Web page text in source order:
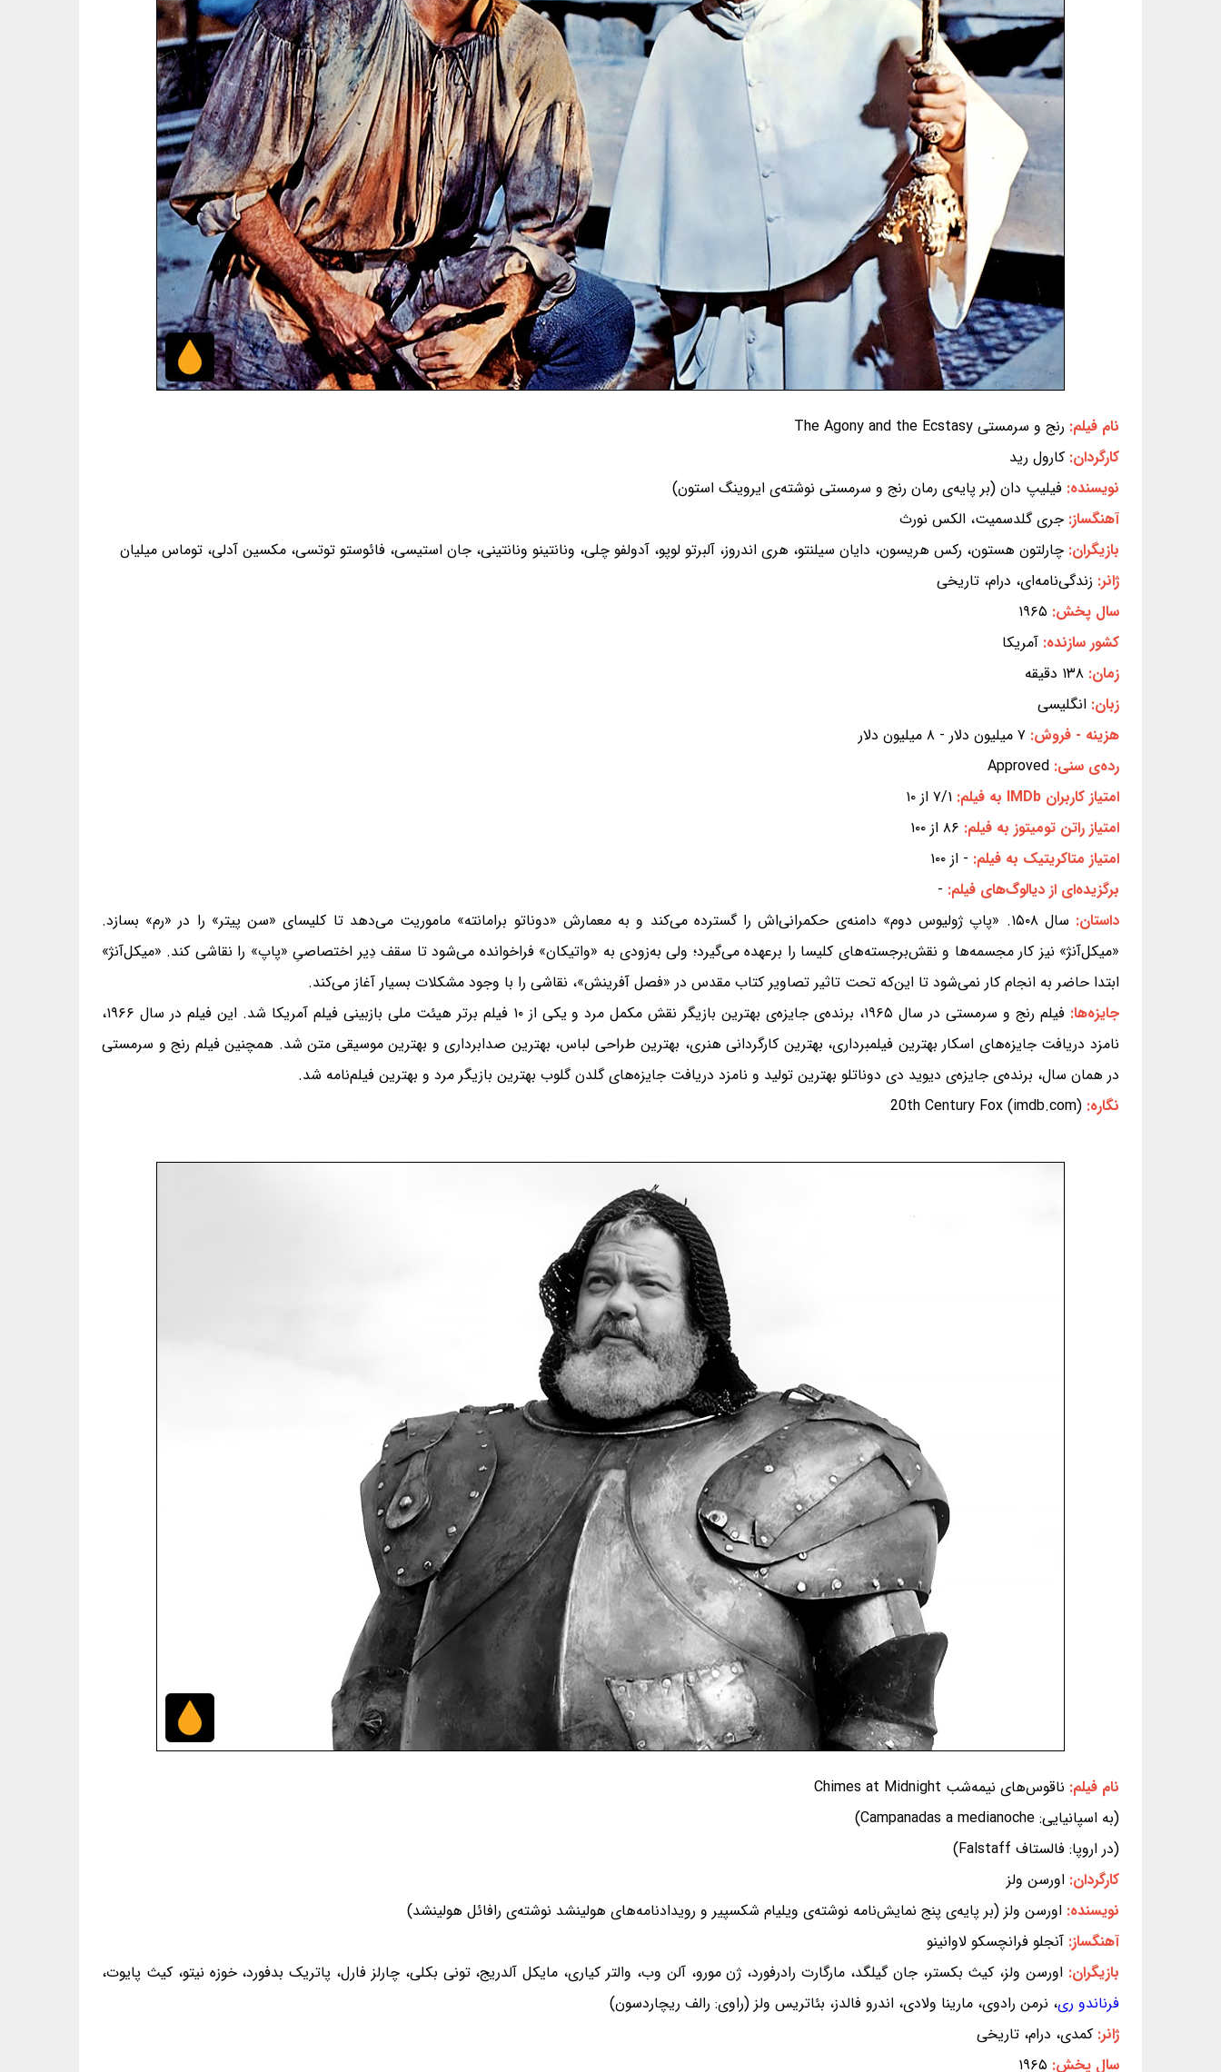
نام فیلم: رنج و سرمستی The Agony and the Ecstasy
کارگردان: کارول رید
نویسنده: فیلیپ دان (بر پایه‌ی رمان رنج و سرمستی نوشته‌ی ایروینگ استون)
آهنگساز: جری گلدسمیت، الکس نورث
بازیگران: چارلتون هستون، رکس هریسون، دایان سیلنتو، هری اندروز، آلبرتو لوپو، آدولفو چلی، ونانتینو ونانتینی، جان استیسی، فائوستو توتسی، مکسین آدلی، توماس میلیان
ژانر: زندگی‌نامه‌ای، درام، تاریخی
سال پخش: ۱۹۶۵
کشور سازنده: آمریکا
زمان: ۱۳۸ دقیقه
زبان: انگلیسی
هزینه - فروش: ۷ میلیون دلار - ۸ میلیون دلار
رده‌ی سنی: Approved
امتیاز کاربران IMDb به فیلم:
۷/۱ از ۱۰
امتیاز راتن تومیتوز به فیلم: ۸۶ از ۱۰۰
امتیاز متاکریتیک به فیلم: - از ۱۰۰
برگزیده‌ای از دیالوگ‌های فیلم: -
داستان:
سال ۱۵۰۸. «پاپ ژولیوس دوم» دامنه‌ی حکمرانی‌اش را گسترده می‌کند و به معمارش «دوناتو برامانته» ماموریت می‌دهد تا کلیسای «سن پیتر» را در «رم» بسازد.
«میکل‌آنژ» نیز کار مجسمه‌ها و نقش‌برجسته‌های کلیسا را برعهده می‌گیرد؛ ولی به‌زودی به «واتیکان» فراخوانده می‌شود تا سقف دِیر اختصاصیِ «پاپ» را نقاشی کند. «میکل‌آنژ»
ابتدا حاضر به انجام کار نمی‌شود تا این‌که تحت تاثیر تصاویر کتاب مقدس در «فصل آفرینش»، نقاشی را با وجود مشکلات بسیار آغاز می‌کند.
جایزه‌ها:
فیلم رنج و سرمستی در سال ۱۹۶۵، برنده‌ی جایزه‌ی بهترین بازیگر نقش مکمل مرد و یکی از ۱۰ فیلم برتر هیئت ملی بازبینی فیلم آمریکا شد. این فیلم در سال ۱۹۶۶،
نامزد دریافت جایزه‌های اسکار بهترین فیلمبرداری، بهترین کارگردانی هنری، بهترین طراحی لباس، بهترین صدابرداری و بهترین موسیقی متن شد. همچنین فیلم رنج و سرمستی
در همان سال، برنده‌ی جایزه‌ی دیوید دی دوناتلو بهترین تولید و نامزد دریافت جایزه‌های گلدن گلوب بهترین بازیگر مرد و بهترین فیلم‌نامه شد.
نگاره: 20th Century Fox (imdb.com)
نام فیلم: ناقوس‌های نیمه‌شب Chimes at Midnight
(به اسپانیایی: Campanadas a medianoche)
(در اروپا: فالستاف Falstaff)
کارگردان: اورسن ولز
نویسنده: اورسن ولز (بر پایه‌ی پنج نمایش‌نامه نوشته‌ی ویلیام شکسپیر و رویدادنامه‌های هولینشد نوشته‌ی رافائل هولینشد)
آهنگساز: آنجلو فرانچسکو لاوانینو
بازیگران: اورسن ولز، کیث بکستر، جان گیلگد، مارگارت رادرفورد، ژن مورو، آلن وب، والتر کیاری، مایکل آلدریج، تونی بکلی، چارلز فارل، پاتریک بدفورد، خوزه نیتو، کیث پایوت،
فرناندو ری، نرمن رادوی، مارینا ولادی، اندرو فالدز، بئاتریس ولز (راوی: رالف ریچاردسون)
ژانر: کمدی، درام، تاریخی
سال پخش: ۱۹۶۵